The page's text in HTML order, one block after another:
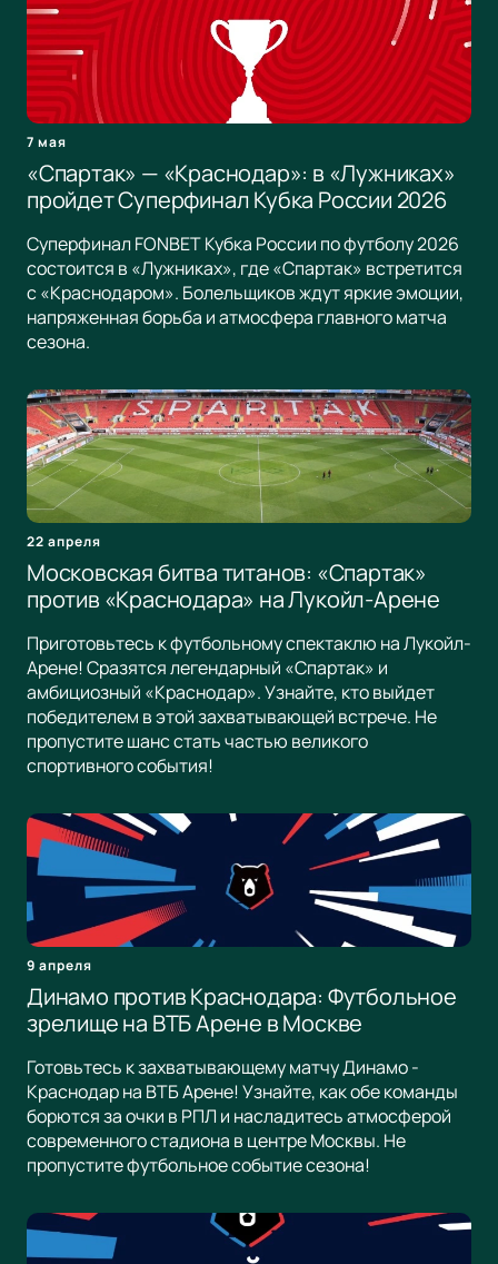
7 мая
«Спартак» — «Краснодар»: в «Лужниках»
пройдет Суперфинал Кубка России 2026
Суперфинал FONBET Кубка России по футболу 2026
состоится в «Лужниках», где «Спартак» встретится
с «Краснодаром». Болельщиков ждут яркие эмоции,
напряженная борьба и атмосфера главного матча
сезона.
22 апреля
Московская битва титанов: «Спартак»
против «Краснодара» на Лукойл-Арене
Приготовьтесь к футбольному спектаклю на Лукойл-
Арене! Сразятся легендарный «Спартак» и
амбициозный «Краснодар». Узнайте, кто выйдет
победителем в этой захватывающей встрече. Не
пропустите шанс стать частью великого
спортивного события!
9 апреля
Динамо против Краснодара: Футбольное
зрелище на ВТБ Арене в Москве
Готовьтесь к захватывающему матчу Динамо -
Краснодар на ВТБ Арене! Узнайте, как обе команды
борются за очки в РПЛ и насладитесь атмосферой
современного стадиона в центре Москвы. Не
пропустите футбольное событие сезона!